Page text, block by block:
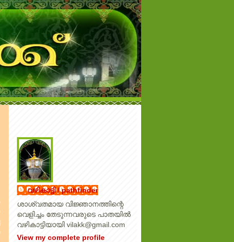
വഴികാട്ടി / pathfinder
ശാശ്വതമായ വിജ്ഞാനത്തിന്റെ
വെളിച്ചം തേടുന്നവരുടെ പാതയില്‍
വഴികാട്ടിയായി vilakk@gmail.com
View my complete profile